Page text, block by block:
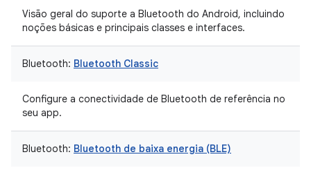
Visão geral do suporte a Bluetooth do Android, incluindo
noções básicas e principais classes e interfaces.
Bluetooth: Bluetooth Classic
Configure a conectividade de Bluetooth de referência no
seu app.
Bluetooth: Bluetooth de baixa energia (BLE)